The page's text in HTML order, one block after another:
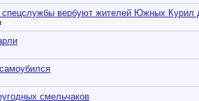
спецслужбы вербуют жителей Южных Курил
смельчаков